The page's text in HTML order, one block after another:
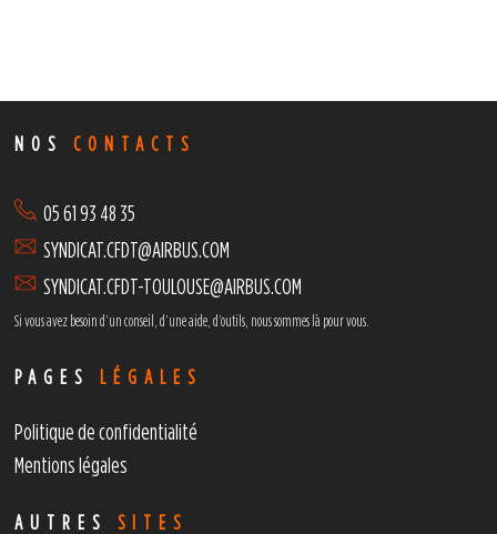
NOSCONTACTS
05 61 93 48 35
SYNDICAT.CFDT@AIRBUS.COM
SYNDICAT.CFDT-TOULOUSE@AIRBUS.COM
Si vous avez besoin d’un conseil, d’une aide, d’outils, nous sommes là pour vous.
PAGES LÉGALES
Politique de confidentialité
Mentions légales
AUTRESSITES